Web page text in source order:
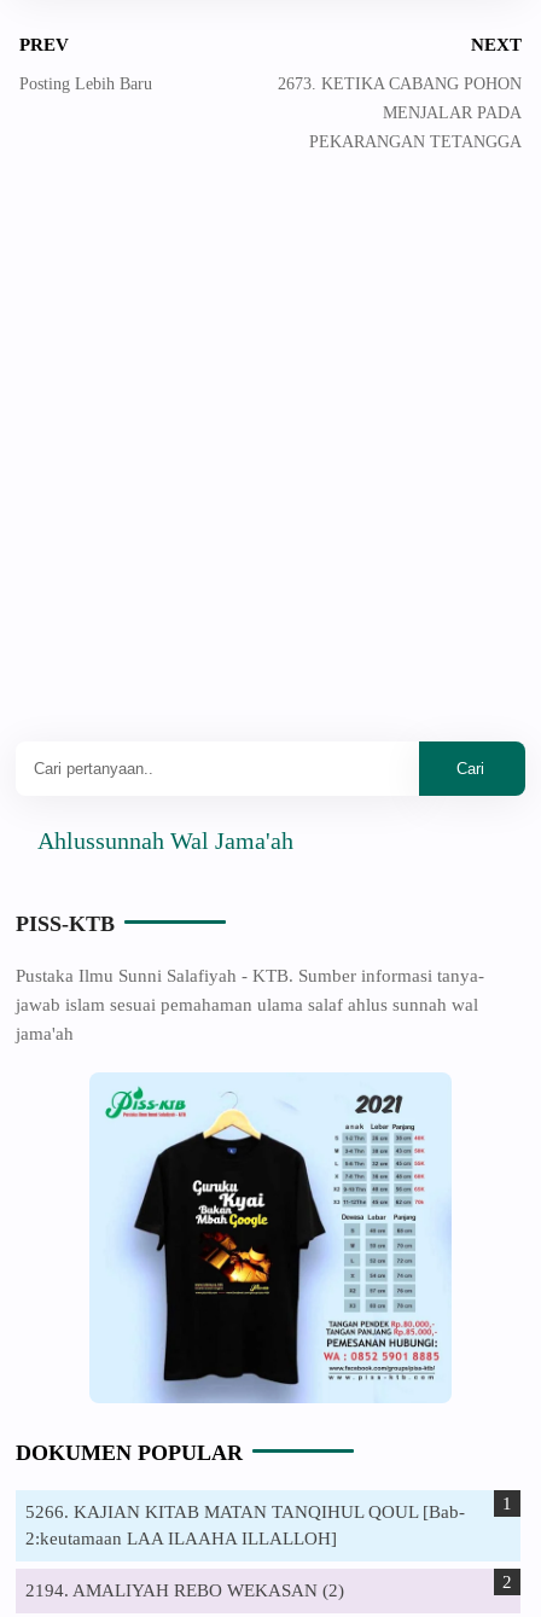
PREV
Posting Lebih Baru
NEXT
2673. KETIKA CABANG POHON
MENJALAR PADA
PEKARANGAN TETANGGA
Wal Jama'ah
PISS-KTB
Pustaka Ilmu Sunni Salafiyah - KTB. Sumber informasi tanya-
jawab islam sesuai pemahaman ulama salaf ahlus sunnah wal
jama'ah
DOKUMEN POPULAR
5266. KAJIAN KITAB MATAN TANQIHUL QOUL [Bab-
2:keutamaan LAA ILAAHA ILLALLOH]
2194. AMALIYAH REBO WEKASAN (2)